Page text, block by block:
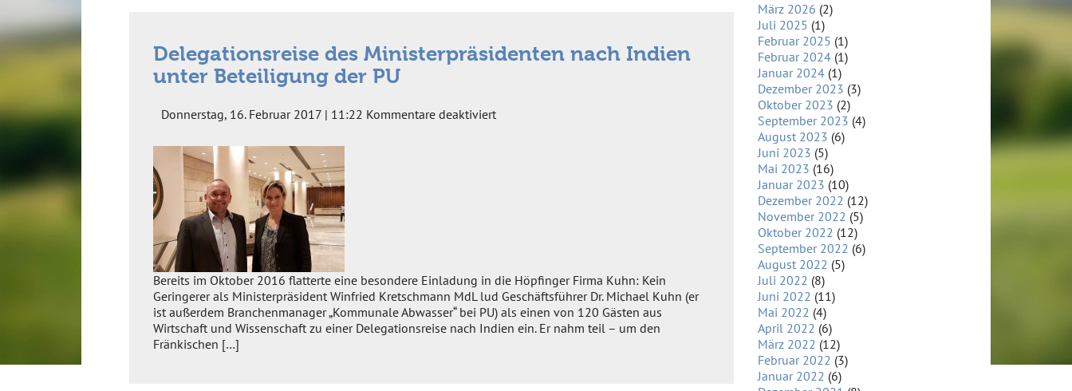
Delegationsreise des Ministerpräsidenten nach Indien
unter Beteiligung der PU
Donnerstag, 16. Februar 2017 | 11:22 Kommentare deaktiviertfür
Bereits im Oktober 2016 flatterte eine besondere Einladung in die Höpfinger Firma Kuhn: Kein
Geringerer als Ministerpräsident Winfried Kretschmann MdL lud Geschäftsführer Dr. Michael Kuhn (er
ist außerdem Branchenmanager „Kommunale Abwasser“ bei PU) als einen von 120 Gästen aus
Wirtschaft und Wissenschaft zu einer Delegationsreise nach Indien ein. Er nahm teil – um den
Fränkischen […]
März 2026 (2)
Juli 2025 (1)
Februar 2025 (1)
Februar 2024(1)
Januar 2024(1)
Dezember 2023 (3)
Oktober 2023 (2)
September 2023 (4)
August 2023 (6)
Juni 2023 (5)
Mai 2023 (16)
Januar 2023 (10)
Dezember 2022 (12)
November 2022 (5)
Oktober 2022 (12)
September 2022 (6)
August 2022 (5)
Juli 2022 (8)
Juni 2022 (11)
Mai 2022 (4)
April 2022 (6)
März 2022 (12)
Februar 2022 (3)
Januar 2022 (6)